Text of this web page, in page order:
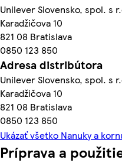
Unilever Slovensko, spol. s
Karadžičova 10
821 08 Bratislava
0850 123 850
Adresa distribútora
Unilever Slovensko, spol. s
Karadžičova 10
821 08 Bratislava
0850 123 850
Ukázať všetko Nanuky a
Príprava a